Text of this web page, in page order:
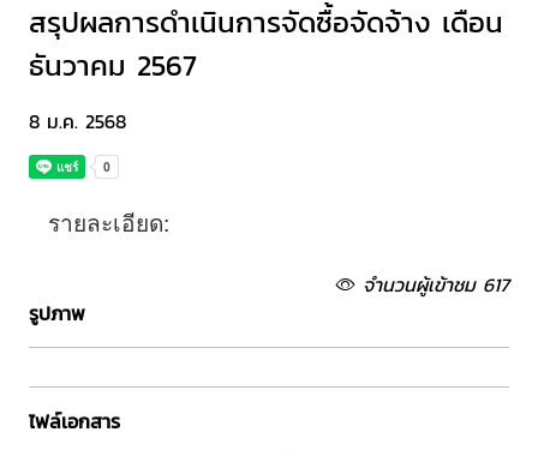
สรุปผลการดำเนินการจัดซื้อจัดจ้าง เดือน
ธันวาคม 2567
8 ม.ค. 2568
รายละเอียด:
จำนวนผู้เข้าชม 617
รูปภาพ
ไฟล์เอกสาร